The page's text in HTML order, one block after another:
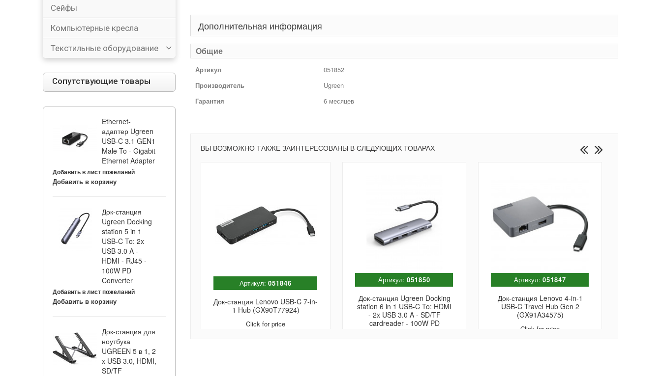
Дополнительная информация
Общие
Артикул
051852
Производитель
Ugreen
Гарантия
6 месяцев
ВЫ ВОЗМОЖНО ТАКЖЕ ЗАИНТЕРЕСОВАНЫ В СЛЕДУЮЩИХ ТОВАРАХ
Артикул: 051846
Док-станция Lenovo USB-C 7-in-
1 Hub (GX90T77924)
Click for price
Артикул: 051850
Док-станция Ugreen Docking
station 6 in 1 USB-C To: HDMI
- 2x USB 3.0 A - SD/TF
cardreader - 100W PD
Артикул: 051847
Док-станция Lenovo 4-in-1
USB-C Travel Hub Gen 2
(GX91A34575)
Click for price
Сейфы
Компьютерные кресла
Текстильные оборудование
Сопутствующие товары
Ethernet-
адаптер Ugreen
USB-C 3.1 GEN1
Male To - Gigabit
Ethernet Adapter
Добавить в лист пожеланий
Добавить в корзину
Док-станция
Ugreen Docking
station 5 in 1
USB-C To: 2x
USB 3.0 A -
HDMI - RJ45 -
100W PD
Converter
Добавить в лист пожеланий
Добавить в корзину
Док-станция для
ноутбука
UGREEN 5 в 1, 2
x USB 3.0, HDMI,
SD/TF